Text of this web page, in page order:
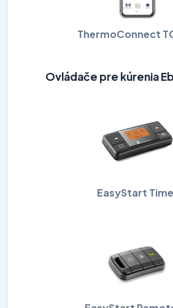
ThermoConnect
Ovládače pre kúrenia
EasyStart